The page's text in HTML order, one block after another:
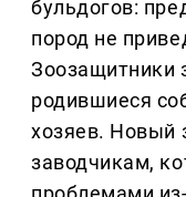
бульдогов:
пород не
Зоозащитники
родившиеся
хозяев. Новый
заводчикам,